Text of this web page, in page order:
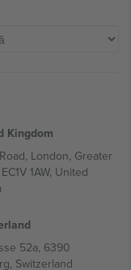
Kingdom
London, Greater
1AW, United
52a, 6390
Switzerland